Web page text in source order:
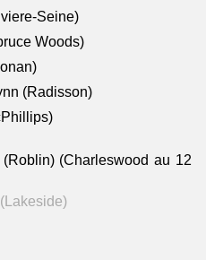
Seine)
Woods)
(Radisson)
(Charleswood au 12